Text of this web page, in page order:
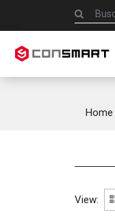
Home
View: